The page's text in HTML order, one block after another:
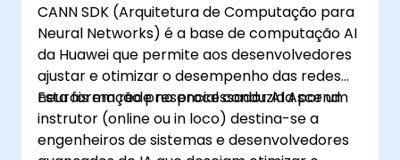
CANN SDK (Arquitetura de Computação para
Neural Networks) é a base de computação AI
da Huawei que permite aos desenvolvedores
ajustar e otimizar o desempenho das redes
neurais em rede no processador AI Ascend.
Esta formação presencial conduzida por um
instrutor (online ou in loco) destina-se a
engenheiros de sistemas e desenvolvedores